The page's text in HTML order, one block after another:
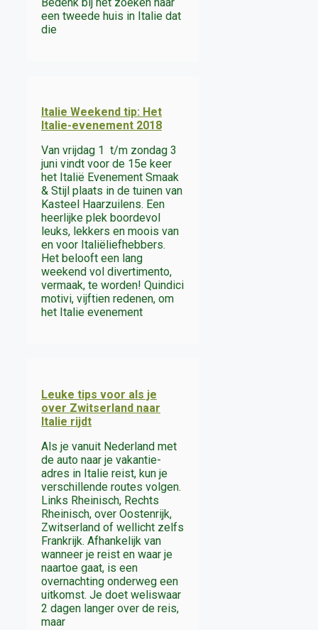
een tweede huis in Italie dat
die
Italie Weekend tip: Het
Italie-evenement 2018
Van vrijdag 1 t/m zondag 3
juni vindt voor de 15e keer
het Italië Evenement Smaak
& Stijl plaats in de tuinen van
Kasteel Haarzuilens. Een
heerlijke plek boordevol
leuks, lekkers en moois van
en voor Italiëliefhebbers.
Het belooft een lang
weekend vol divertimento,
vermaak, te worden! Quindici
motivi, vijftien redenen, om
het Italie evenement
Leuke tips voor als je
over Zwitserland naar
Italie rijdt
Als je vanuit Nederland met
de auto naar je vakantie-
adres in Italie reist, kun je
verschillende routes volgen.
Links Rheinisch, Rechts
Rheinisch, over Oostenrijk,
Zwitserland of wellicht zelfs
Frankrijk. Afhankelijk van
wanneer je reist en waar je
naartoe gaat, is een
overnachting onderweg een
uitkomst. Je doet weliswaar
2 dagen langer over de reis,
maar